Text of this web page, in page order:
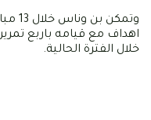
اهداف مع قيامه باربع
خلال الفترة الحالية.